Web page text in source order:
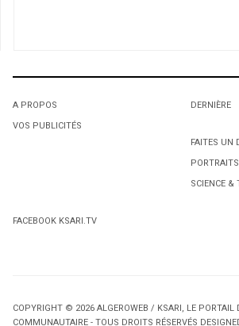
Soccer en 3D pour la Coupe du monde
4
L'octroi accidentel du Gant Court.
L'octroi accidentel du Gant Court.
A PROPOS
VOS PUBLICITÉS
DERNIÈRE
FAITES UN
PORTRAITS
SCIENCE &
FACEBOOK KSARI.TV
COPYRIGHT © 2026 ALGEROWEB / KSARI, LE PORTAIL
COMMUNAUTAIRE - TOUS DROITS RÉSERVÉS